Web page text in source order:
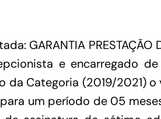
GARANTIA PRESTAÇÃO
e encarregado
Categoria (2019/2021) o
um período de 05